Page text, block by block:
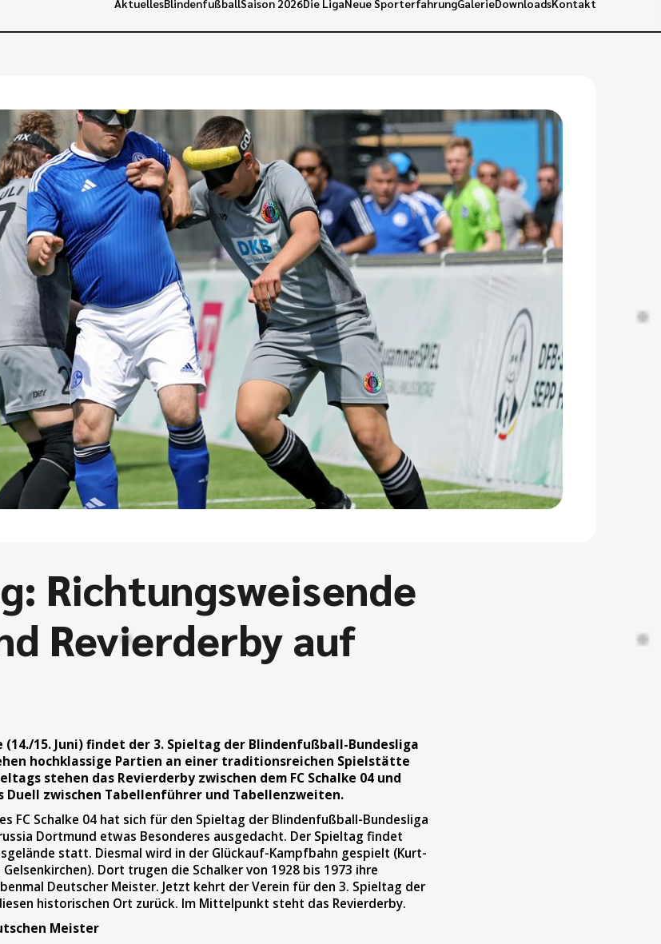
Richtungsweisende
Revierderby auf
(14./15. Juni) findet der 3. Spieltag der Blindenfußball-Bundesliga
hochklassige Partien an einer traditionsreichen Spielstätte
stehen das Revierderby zwischen dem FC Schalke 04 und
Duell zwischen Tabellenführer und Tabellenzweiten.
FC Schalke 04 hat sich für den Spieltag der Blindenfußball-Bundesliga
Dortmund etwas Besonderes ausgedacht. Der Spieltag findet
statt. Diesmal wird in der Glückauf-Kampfbahn gespielt (Kurt-
Dort trugen die Schalker von 1928 bis 1973 ihre
Deutscher Meister. Jetzt kehrt der Verein für den 3. Spieltag der
historischen Ort zurück. Im Mittelpunkt steht das Revierderby.
Meister